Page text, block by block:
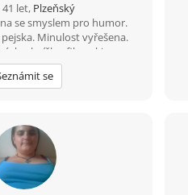
41 let, Plzeňský
se smyslem pro humor.
Minulost vyřešena.
knížky, filmy, kino a
večery doma. Ráda si
nebo karetní hry. Touto
se